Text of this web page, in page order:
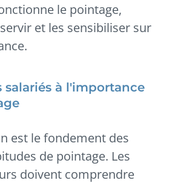
le pointage,
et les sensibiliser sur
salariés à l'importance
est le fondement des
de pointage. Les
doivent comprendre